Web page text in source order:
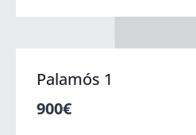
Palamós 1
900€